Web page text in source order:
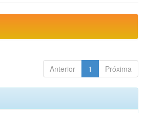
Anterior 1 Próxima